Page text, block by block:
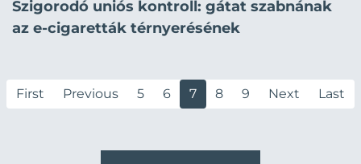
Szigorodó uniós kontroll: gátat szabnának
az e-cigaretták térnyerésének
First Previous 5 6 7 8 9 Next Last